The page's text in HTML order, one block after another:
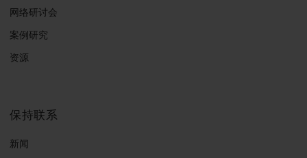
网络研讨会
案例研究
资源
保持联系
新闻